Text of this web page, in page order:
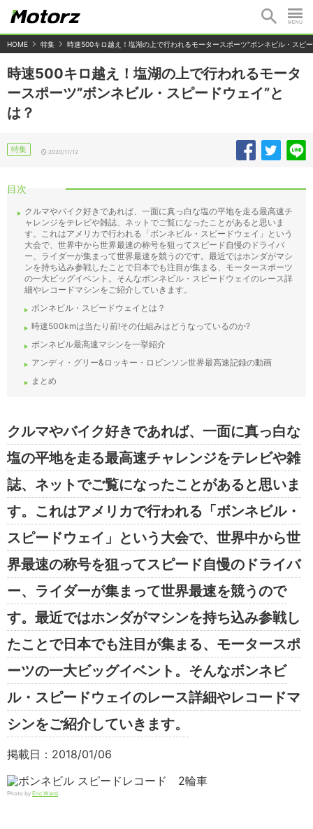
HOME 特集 時速500キロ越え！塩湖の上で行われるモータースポーツ"ボンネビル・スピ
時速500キロ越え！塩湖の上で行われるモータ
ースポーツ”ボンネビル・スピードウェイ”と
は？
特集 2020/11/12
目次
クルマやバイク好きであれば、一面に真っ白な塩の平地を走る最高速チ
ャレンジをテレビや雑誌、ネットでご覧になったことがあると思いま
す。これはアメリカで行われる「ボンネビル・スピードウェイ」という
大会で、世界中から世界最速の称号を狙ってスピード自慢のドライバ
ー、ライダーが集まって世界最速を競うのです。最近ではホンダがマシ
ンを持ち込み参戦したことで日本でも注目が集まる、モータースポーツ
の一大ビッグイベント。そんなボンネビル・スピードウェイのレース詳
細やレコードマシンをご紹介していきます。
ボンネビル・スピードウェイとは？
時速500kmは当たり前!その仕組みはどうなっているのか?
ボンネビル最高速マシンを一挙紹介
アンディ・グリー&ロッキー・ロビンソン世界最高速記録の動画
まとめ
クルマやバイク好きであれば、一面に真っ白な
塩の平地を走る最高速チャレンジをテレビや雑
誌、ネットでご覧になったことがあると思いま
す。これはアメリカで行われる「ボンネビル・
スピードウェイ」という大会で、世界中から世
界最速の称号を狙ってスピード自慢のドライバ
ー、ライダーが集まって世界最速を競うので
す。最近ではホンダがマシンを持ち込み参戦し
たことで日本でも注目が集まる、モータースポ
ーツの一大ビッグイベント。そんなボンネビ
ル・スピードウェイのレース詳細やレコードマ
シンをご紹介していきます。
掲載日：2018/01/06
Photo by Eric Ward